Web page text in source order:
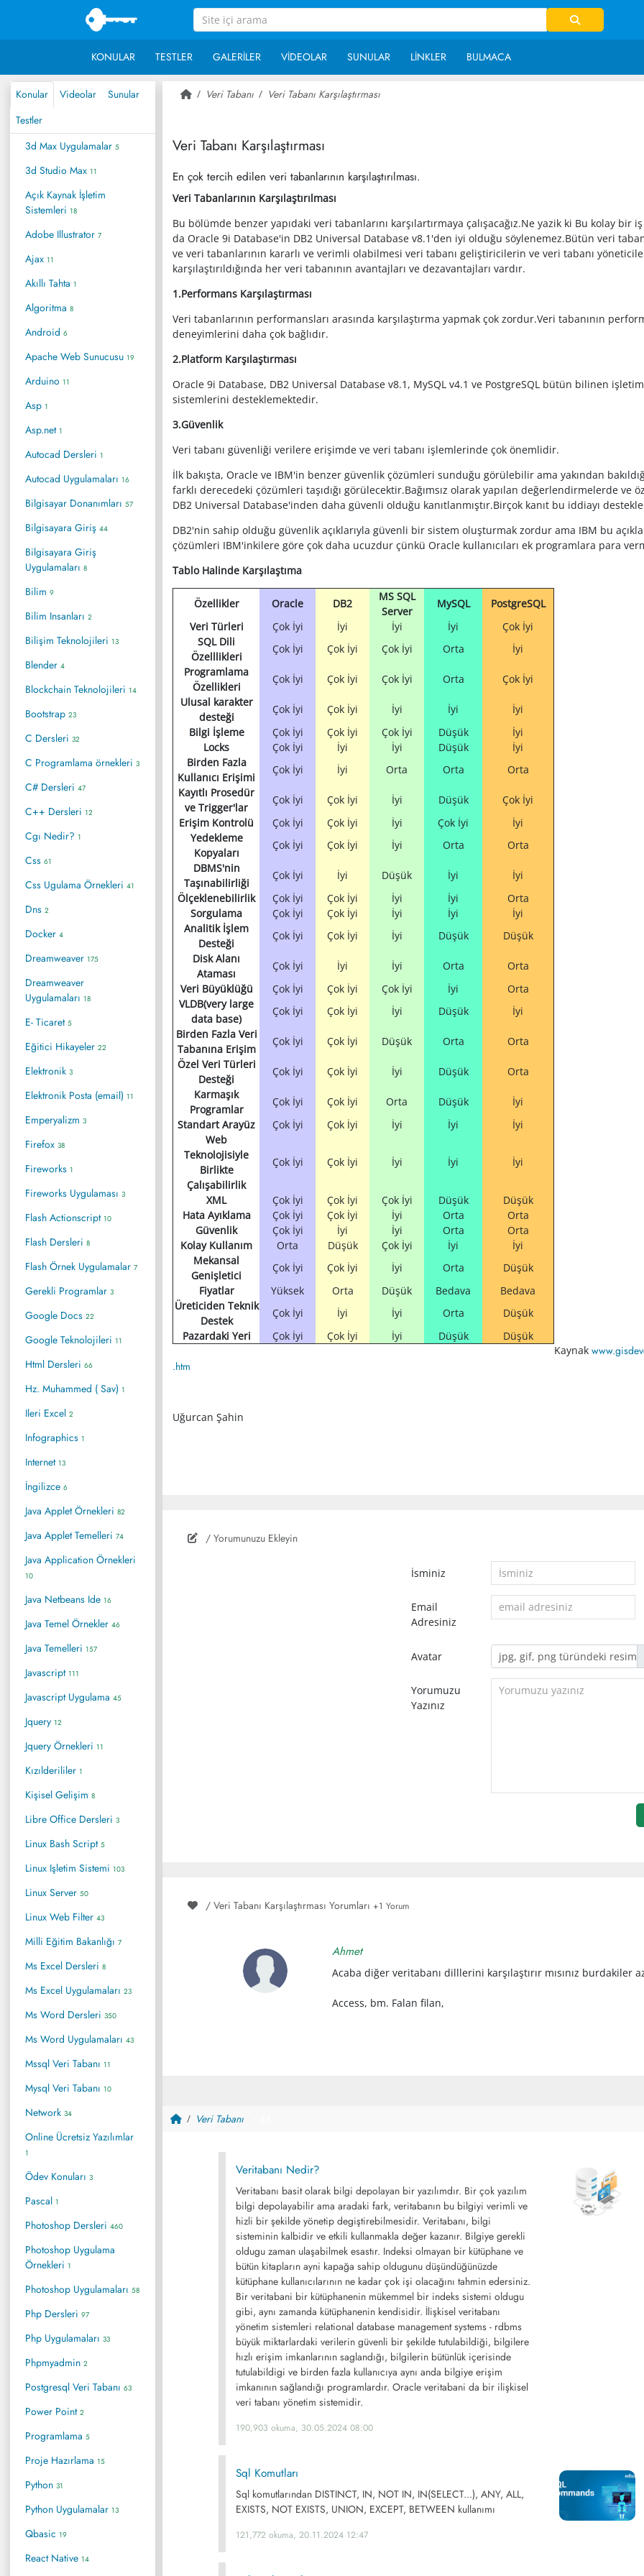
KONULAR TESTLER GALERILER VIDEOLAR SUNULAR LINKLER BULMACA
Konular Videolar
Sunular
Testler
3d Max Uygulamalar 5
3d Studio Max 11
Açık Kaynak İşletim
Sistemleri 18
Adobe Illustrator 7
Ajax 11
Akıllı Tahta 1
Algoritma 8
Android 6
Apache Web Sunucusu 19
Arduino 11
Asp 1
Asp.net 1
Autocad Dersleri 1
Autocad Uygulamaları 16
Bilgisayar Donanımları 57
Bilgisayara Giriş 44
Bilgisayara Giriş
Uygulamaları 8
Bilim 9
Bilim Insanları 2
Bilişim Teknolojileri 13
Blender 4
Blockchain Teknolojileri 14
Bootstrap 23
C Dersleri 32
C Programlama örnekleri 3
C# Dersleri 47
C++ Dersleri 12
Cgı Nedir? 1
Css 61
Css Ugulama Örnekleri 41
Dns 2
Docker 4
Dreamweaver 175
Dreamweaver
Uygulamaları 18
E- Ticaret 5
Eğitici Hikayeler 22
Elektronik 3
Elektronik Posta (email) 11
Emperyalizm 3
Firefox 38
Fireworks 1
Fireworks Uygulaması 3
Flash Actionscript 10
Flash Dersleri 8
Flash Örnek Uygulamalar 7
Gerekli Programlar 3
Google Docs 22
Google Teknolojileri 11
Html Dersleri 66
Hz. Muhammed ( Sav) 1
Ileri Excel 2
Infographics 1
Internet 13
İngilizce 6
Java Applet Örnekleri 82
Java Applet Temelleri 74
Java Application Örnekleri
10
Java Netbeans Ide 16
Java Temel Örnekler 46
Java Temelleri 157
Javascript 111
Javascript Uygulama 45
Jquery 12
Jquery Örnekleri 11
Kızılderililer 1
Kişisel Gelişim 8
Libre Office Dersleri 3
Linux Bash Script 5
Linux Işletim Sistemi 103
Linux Server 50
Linux Web Filter 43
Milli Eğitim Bakanlığı 7
Ms Excel Dersleri 8
Ms Excel Uygulamaları 23
Ms Word Dersleri 350
Ms Word Uygulamaları 43
Mssql Veri Tabanı 11
Mysql Veri Tabanı 10
Network 34
Online Ücretsiz Yazılımlar
1
Ödev Konuları 3
Pascal 1
Photoshop Dersleri 460
Photoshop Uygulama
Örnekleri 1
Photoshop Uygulamaları 58
Php Dersleri 97
Php Uygulamaları 33
Phpmyadmin 2
Postgresql Veri Tabanı 63
Power Point 2
Programlama 5
Proje Hazırlama 15
Python 31
Python Uygulamalar 13
Qbasic 19
React Native 14
Veri Tabanı Veri Tabanı Karşılaştırması
Veri Tabanı Karşılaştırması
En çok tercih edilen veri tabanlarının karşılaştırılması.
Veri Tabanlarının Karşılaştırılması
Bu bölümde benzer yapıdaki veri tabanlarını karşılartırmaya çalışacağız.Ne yazik ki Bu kolay
da Oracle 9i Database'in DB2 Universal Database v8.1'den iyi olduğu söylenemez.Bütün veri
ve veri tabanlarının kararlı ve verimli olabilmesi veri tabanı geliştiricilerin ve veri tabanı
karşılaştırıldığında her veri tabanının avantajları ve dezavantajları vardır.
1.Performans Karşılaştırması
Veri tabanlarının performansları arasında karşılaştırma yapmak çok zordur.Veri tabanının
deneyimlerini daha çok bağlıdır.
2.Platform Karşılaştırması
Oracle 9i Database, DB2 Universal Database v8.1, MySQL v4.1 ve PostgreSQL bütün bilinen
sistemlerini desteklemektedir.
3.Güvenlik
Veri tabanı güvenliği verilere erişimde ve veri tabanı işlemlerinde çok önemlidir.
İlk bakışta, Oracle ve IBM'in benzer güvenlik çözümleri sunduğu görülebilir ama yakından
farklı derecedeki çözümleri taşıdığı görülecektir.Bağımsız olarak yapılan değerlendirmelerde ve
DB2 Universal Database'inden daha güvenli olduğu kanıtlanmıştır.Birçok kanıt bu iddiayı
DB2'nin sahip olduğu güvenlik açıklarıyla güvenli bir sistem oluşturmak zordur ama IBM bu
çözümleri IBM'inkilere göre çok daha ucuzdur çünkü Oracle kullanıcıları ek programlara para
Tablo Halinde Karşılaştıma
Özellikler Oracle DB2
MS SQL
Server
MySQL
PostgreSQL
Veri Türleri
Çok İyi İyi İyi İyi
Çok İyi
SQL Dili
Özelllikleri
Çok İyi Çok İyi Çok İyi Orta
İyi
Programlama
Özellikleri
Çok İyi Çok İyi Çok İyi Orta
Çok İyi
Ulusal karakter
desteği
Çok İyi Çok İyi İyi İyi
İyi
Bilgi İşleme
Çok İyi Çok İyi Çok İyi Düşük
İyi
Locks
Çok İyi İyi İyi Düşük
İyi
Birden Fazla
Kullanıcı Erişimi
Çok İyi İyi Orta Orta
Orta
Kayıtlı Prosedür
ve Trigger'lar
Çok İyi Çok İyi İyi Düşük
Çok İyi
Erişim Kontrolü
Çok İyi Çok İyi İyi Çok İyi
İyi
Yedekleme
Kopyaları
Çok İyi Çok İyi İyi Orta
Orta
DBMS'nin
Taşınabilirliği
Çok İyi İyi Düşük İyi
İyi
Ölçeklenebilirlik
Çok İyi Çok İyi İyi İyi
Orta
Sorgulama
Çok İyi Çok İyi İyi İyi
İyi
Analitik İşlem
Desteği
Çok İyi Çok İyi İyi Düşük
Düşük
Disk Alanı
Ataması
Çok İyi İyi İyi Orta
Orta
Veri Büyüklüğü
Çok İyi Çok İyi Çok İyi İyi
Orta
VLDB(very large
data base)
Çok İyi Çok İyi İyi Düşük
İyi
Birden Fazla Veri
Tabanına Erişim
Çok İyi Çok İyi Düşük Orta
Orta
Özel Veri Türleri
Desteği
Çok İyi Çok İyi İyi Düşük
Orta
Karmaşık
Programlar
Çok İyi Çok İyi Orta Düşük
İyi
Standart Arayüz
Çok İyi Çok İyi İyi İyi
İyi
Web
Teknolojisiyle
Birlikte
Çalışabilirlik
Çok İyi Çok İyi İyi İyi İyi
XML Çok İyi Çok İyi Çok İyi Düşük
Düşük
Hata Ayıklama
Çok İyi Çok İyi İyi Orta
Orta
Güvenlik
Çok İyi İyi İyi Orta
Orta
Kolay Kullanım
Orta Düşük Çok İyi İyi
İyi
Mekansal
Genişletici
Çok İyi Çok İyi İyi Orta
Düşük
Fiyatlar
Yüksek Orta Düşük Bedava
Bedava
Üreticiden Teknik
Destek
Çok İyi İyi İyi Orta
Düşük
Pazardaki Yeri
Çok İyi Çok İyi İyi Düşük
Düşük
Kaynak
.htm
Uğurcan Şahin
/ Yorumunuzu Ekleyin
İsminiz
Email
Adresiniz
Avatar
Yorumuzu
Yazınız
/ Veri Tabanı Karşılaştırması Yorumları +1 Yorum
Ahmet
Acaba diğer veritabanı dilllerini karşılaştırır mısınız burdakiler
Access, bm. Falan filan,
Veri Tabanı
Veritabanı Nedir?
Veritabanı basit olarak bilgi depolayan bir yazılımdır. Bir çok yazılım
bilgi depolayabilir ama aradaki fark, veritabanın bu bilgiyi verimli ve
hizli bir şekilde yönetip degiştirebilmesidir. Veritabanı, bilgi
sisteminin kalbidir ve etkili kullanmakla değer kazanır. Bilgiye gerekli
oldugu zaman ulaşabilmek esastır. Indeksi olmayan bir kütüphane ve
bütün kitapların ayni kapağa sahip oldugunu düşündüğünüzde
kütüphane kullanıcılarının ne kadar çok işi olacağını tahmin edersiniz.
Bir veritabani bir kütüphanenin mükemmel bir indeks sistemi oldugu
gibi, aynı zamanda kütüphanenin kendisidir. İlişkisel veritabanı
yönetim sistemleri relational database management systems - rdbms
büyük miktarlardaki verilerin güvenli bir şekilde tutulabildiği, bilgilere
hızlı erişim imkanlarının saglandığı, bilgilerin bütünlük içerisinde
tutulabildigi ve birden fazla kullanıcıya aynı anda bilgiye erişim
imkanının sağlandığı programlardır. Oracle veritabani da bir ilişkisel
veri tabanı yönetim sistemidir.
190,903 okuma, 30.05.2024 08:00
Sql Komutları
Sql komutlarından DISTINCT, IN, NOT IN, IN(SELECT...), ANY, ALL,
EXISTS, NOT EXISTS, UNION, EXCEPT, BETWEEN kullanımı
121,772 okuma, 20.11.2024 12:47